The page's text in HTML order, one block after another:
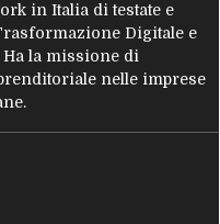
in Italia di testate e
Digitale e
la missione di
nelle imprese